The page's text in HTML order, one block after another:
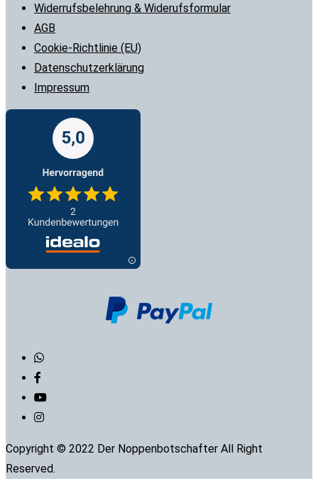
Widerrufsbelehrung & Widerufsformular
AGB
Cookie-Richtlinie (EU)
Datenschutzerklärung
Impressum
Copyright © 2022 Der Noppenbotschafter All Right
Reserved.